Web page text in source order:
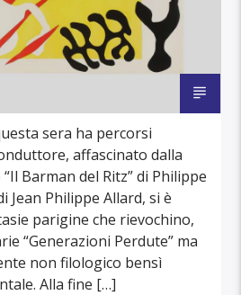
sera ha percorsi
affascinato dalla
Barman del Ritz” di Philippe
Jean Philippe Allard, si è
parigine che rievochino,
“Generazioni Perdute” ma
non filologico bensì
Alla fine […]